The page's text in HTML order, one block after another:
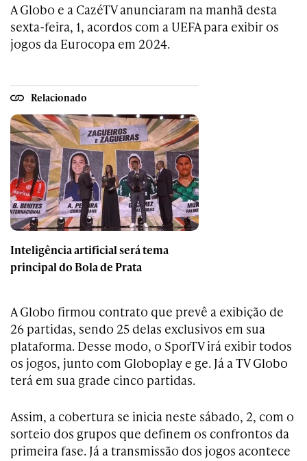
A Globo e a CazéTV anunciaram na manhã desta
sexta-feira, 1, acordos com a UEFA para exibir os
jogos da Eurocopa em 2024.
Relacionado
Inteligência artificial será tema
principal do Bola de Prata
A Globo firmou contrato que prevê a exibição de
26 partidas, sendo 25 delas exclusivos em sua
plataforma. Desse modo, o SporTV irá exibir todos
os jogos, junto com Globoplay e ge. Já a TV Globo
terá em sua grade cinco partidas.
Assim, a cobertura se inicia neste sábado, 2, com o
sorteio dos grupos que definem os confrontos da
primeira fase. Já a transmissão dos jogos acontece